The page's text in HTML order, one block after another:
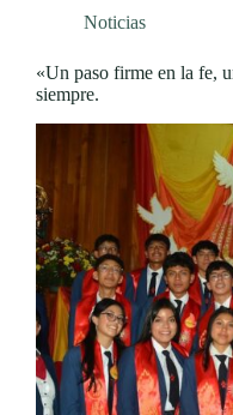
Noticias
«Un paso firme en la fe,
siempre.